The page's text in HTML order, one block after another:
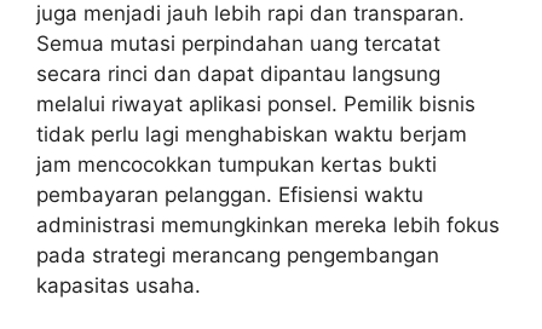
juga menjadi jauh lebih rapi dan transparan.
Semua mutasi perpindahan uang tercatat
secara rinci dan dapat dipantau langsung
melalui riwayat aplikasi ponsel. Pemilik bisnis
tidak perlu lagi menghabiskan waktu berjam
jam mencocokkan tumpukan kertas bukti
pembayaran pelanggan. Efisiensi waktu
administrasi memungkinkan mereka lebih fokus
pada strategi merancang pengembangan
kapasitas usaha.